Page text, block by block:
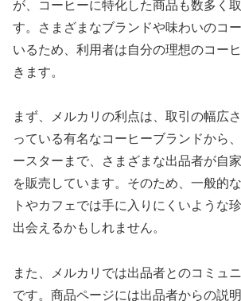
が、コーヒーに特化した商品も数多く
す。さまざまなブランドや味わいのコ
いるため、利用者は自分の理想のコー
きます。
まず、メルカリの利点は、取引の幅広
っている有名なコーヒーブランドから
ースターまで、さまざまな出品者が自
を販売しています。そのため、一般的
トやカフェでは手に入りにくいような
出会えるかもしれません。
また、メルカリでは出品者とのコミュ
です。商品ページには出品者からの説